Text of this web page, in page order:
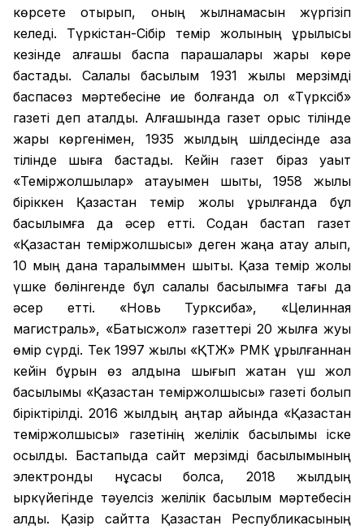
көрсете отырып, оның жылнамасын жүргізіп
келеді. Түркістан-Сібір темір жолының құрылысы
кезінде алғашқы баспа парақшалары жарық көре
бастады. Салалық басылым 1931 жылы мерзімді
баспасөз мәртебесіне ие болғанда ол «Түрксіб»
газеті деп аталды. Алғашында газет орыс тілінде
жарық көргенімен, 1935 жылдың шілдесінде қазақ
тілінде шыға бастады. Кейін газет біраз уақыт
«Теміржолшылар» атауымен шықты, 1958 жылы
біріккен Қазақстан темір жолы құрылғанда бұл
басылымға да әсер етті. Содан бастап газет
«Қазақстан теміржолшысы» деген жаңа атау алып,
10 мың дана таралыммен шықты. Қазақ темір жолы
үшке бөлінгенде бұл салалық басылымға тағы да
әсер етті. «Новь Турксиба», «Целинная
магистраль», «Батысжол» газеттері 20 жылға жуық
өмір сүрді. Тек 1997 жылы «ҚТЖ» РМК құрылғаннан
кейін бұрын өз алдына шығып жатқан үш жол
басылымы «Қазақстан теміржолшысы» газеті болып
біріктірілді. 2016 жылдың қаңтар айында «Қазақстан
теміржолшысы» газетінің желілік басылымы іске
қосылды. Бастапқыда сайт мерзімді басылымының
электронды нұсқасы болса, 2018 жылдың
қыркүйегінде тәуелсіз желілік басылым мәртебесін
алды. Қазір сайтта Қазақстан Республикасының